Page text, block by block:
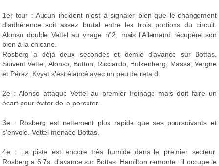
1er tour : Aucun incident n'est à signaler bien que le changement
d'adhérence soit assez brutal entre les trois portions du circuit.
Alonso double Vettel au virage n°2, mais l'Allemand récupère son
bien à la chicane.
Rosberg a déjà deux secondes et demie d'avance sur Bottas.
Suivent Vettel, Alonso, Button, Ricciardo, Hülkenberg, Massa, Vergne
et Pérez. Kvyat s'est élancé avec un peu de retard.
2e : Alonso attaque Vettel au premier freinage mais doit faire un
écart pour éviter de le percuter.
3e : Rosberg est nettement plus rapide que ses poursuivants et
s'envole. Vettel menace Bottas.
4e : La piste est encore très humide dans le premier secteur.
Rosberg a 6.7s. d'avance sur Bottas. Hamilton remonte : il occupe le